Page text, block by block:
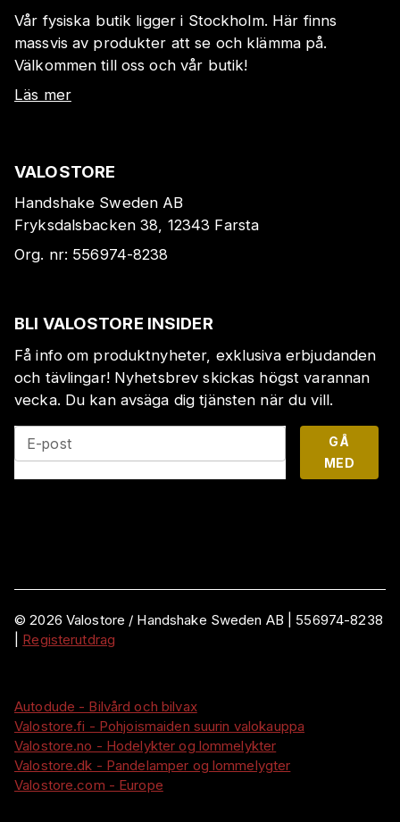
Vår fysiska butik ligger i Stockholm. Här finns
massvis av produkter att se och klämma på.
Välkommen till oss och vår butik!
Läs mer
VALOSTORE
Handshake Sweden AB
Fryksdalsbacken 38, 12343 Farsta
Org. nr: 556974-8238
BLI VALOSTORE INSIDER
Få info om produktnyheter, exklusiva erbjudanden
och tävlingar! Nyhetsbrev skickas högst varannan
vecka. Du kan avsäga dig tjänsten när du vill.
E-post
GÅ
MED
©2026 Valostore / Handshake Sweden AB
556974-8238
Registerutdrag
Autodude - Bilvård och bilvax
Valostore.fi - Pohjoismaiden suurin valokauppa
Valostore.no - Hodelykter og lommelykter
Valostore.dk - Pandelamper og lommelygter
Valostore.com - Europe